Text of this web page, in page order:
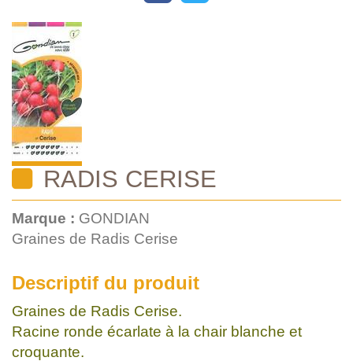
RADIS CERISE
Marque : GONDIAN
Graines de Radis Cerise
Descriptif du produit
Graines de Radis Cerise.
Racine ronde écarlate à la chair blanche et
croquante.